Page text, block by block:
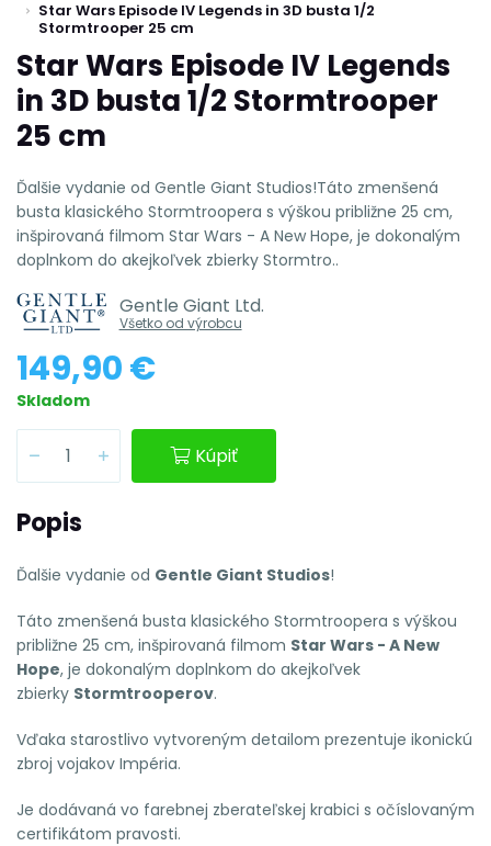
Star Wars Episode IV Legends in 3D busta 1/2
Stormtrooper 25 cm
Star Wars Episode IV Legends
in 3D busta 1/2 Stormtrooper
25 cm
Ďalšie vydanie od Gentle Giant Studios!Táto zmenšená
busta klasického Stormtroopera s výškou približne 25 cm,
inšpirovaná filmom Star Wars - A New Hope, je dokonalým
doplnkom do akejkoľvek zbierky Stormtro..
Gentle Giant Ltd.
Všetko od výrobcu
149,90 €
Skladom
Kúpiť
Popis
Ďalšie vydanie od Gentle Giant Studios!
Táto zmenšená busta klasického Stormtroopera s výškou
približne 25 cm, inšpirovaná filmom Star Wars - A New
Hope, je dokonalým doplnkom do akejkoľvek
zbierky Stormtrooperov.
Vďaka starostlivo vytvoreným detailom prezentuje ikonickú
zbroj vojakov Impéria.
Je dodávaná vo farebnej zberateľskej krabici s očíslovaným
certifikátom pravosti.